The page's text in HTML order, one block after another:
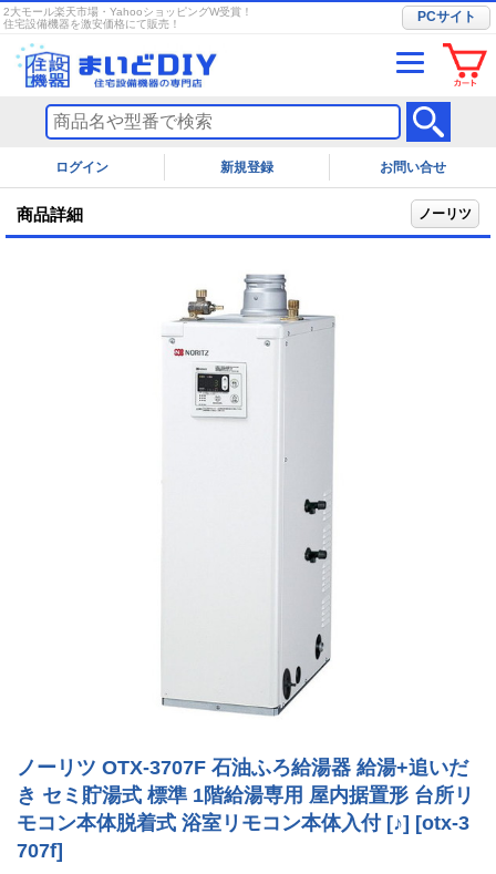
2大モール楽天市場・YahooショッピングW受賞！
住宅設備機器を激安価格にて販売！
PCサイト
ログイン お問い合せ
商品詳細 ノーリツ
ノーリツ OTX-3707F 石油ふろ給湯器 給湯+追いだ
き セミ貯湯式 標準 1階給湯専用 屋内据置形 台所リ
モコン本体脱着式 浴室リモコン本体入付 [♪] [otx-3
707f]